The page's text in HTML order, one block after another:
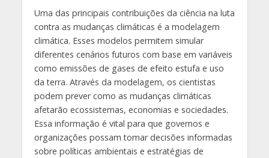
Uma das principais contribuições da ciência na luta
contra as mudanças climáticas é a modelagem
climática. Esses modelos permitem simular
diferentes cenários futuros com base em variáveis
como emissões de gases de efeito estufa e uso
da terra. Através da modelagem, os cientistas
podem prever como as mudanças climáticas
afetarão ecossistemas, economias e sociedades.
Essa informação é vital para que governos e
organizações possam tomar decisões informadas
sobre políticas ambientais e estratégias de